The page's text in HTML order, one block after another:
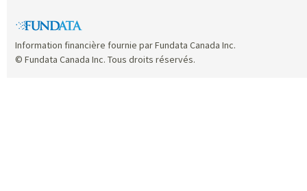
Information financière fournie par Fundata Canada Inc.
© Fundata Canada Inc. Tous droits réservés.